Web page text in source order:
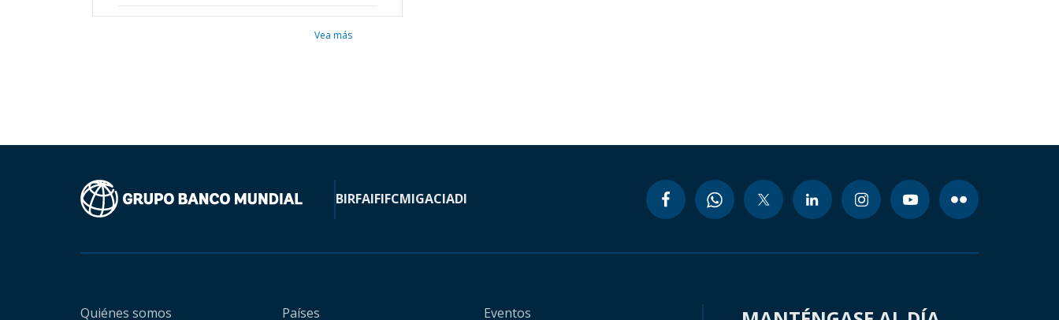
Vea más
BIRFAIFIFCMIGACIADI
Quiénes somos Países Eventos